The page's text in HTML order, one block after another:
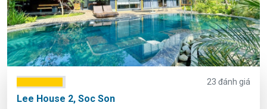
23 đánh giá
Lee House 2, Soc Son